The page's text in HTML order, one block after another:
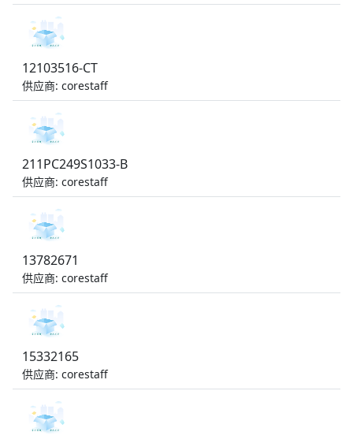
12103516-CT
供应商: corestaff
211PC249S1033-B
供应商: corestaff
13782671
供应商: corestaff
15332165
供应商: corestaff